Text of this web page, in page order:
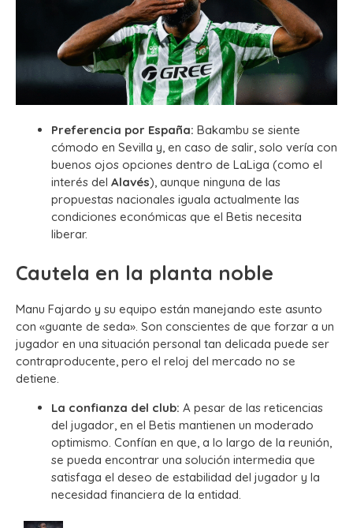
Preferencia por España: Bakambu se siente
cómodo en Sevilla y, en caso de salir, solo vería con
buenos ojos opciones dentro de LaLiga (como el
interés del Alavés), aunque ninguna de las
propuestas nacionales iguala actualmente las
condiciones económicas que el Betis necesita
liberar.
Cautela en la planta noble
Manu Fajardo y su equipo están manejando este asunto
con «guante de seda». Son conscientes de que forzar a un
jugador en una situación personal tan delicada puede ser
contraproducente, pero el reloj del mercado no se
detiene.
La confianza del club: A pesar de las reticencias
del jugador, en el Betis mantienen un moderado
optimismo. Confían en que, a lo largo de la reunión,
se pueda encontrar una solución intermedia que
satisfaga el deseo de estabilidad del jugador y la
necesidad financiera de la entidad.